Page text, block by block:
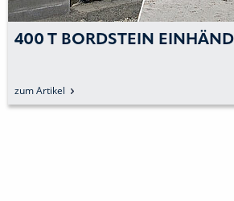
400 T BORDSTEIN
zum Artikel